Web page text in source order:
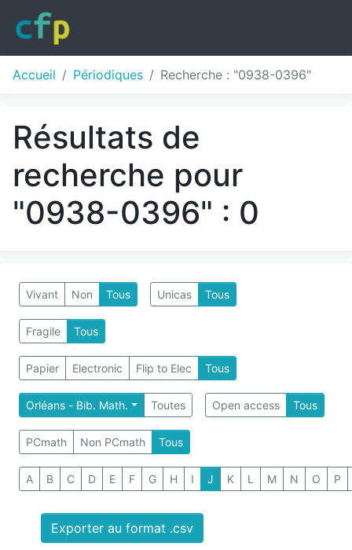
Accueil Périodiques Recherche : "0938-0396"
Résultats de
recherche pour
"0938-0396" : 0
Vivant Non Tous Unicas Tous
Fragile Tous
Papier Electronic Flip to Elec Tous
Orléans - Bib. Math. Toutes Open access Tous
PCmath Non PCmath Tous
A B C D E F G H I J K L M N O P
Exporter au format .csv